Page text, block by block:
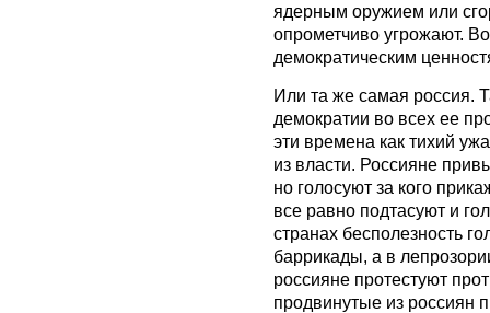
ядерным оружием или
опрометчиво угрожают.
демократическим
Или та же самая россия.
демократии во всех ее
эти времена как тихий
из власти. Россияне
но голосуют за кого
все равно подтасуют и
странах бесполезность
баррикады, а в
россияне протестуют
продвинутые из россиян